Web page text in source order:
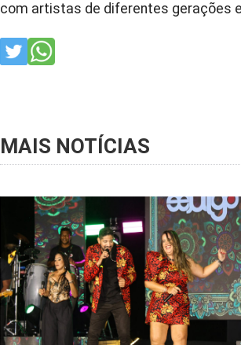
com artistas de diferentes gerações
MAIS NOTÍCIAS